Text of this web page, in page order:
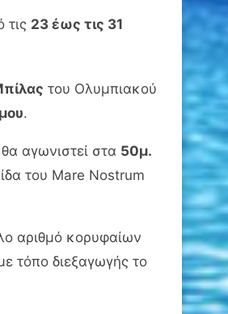
τις 23 έως τις 31
του Ολυμπιακού
.
αγωνιστεί στα 50μ.
του Mare Nostrum
αριθμό κορυφαίων
τόπο διεξαγωγής το